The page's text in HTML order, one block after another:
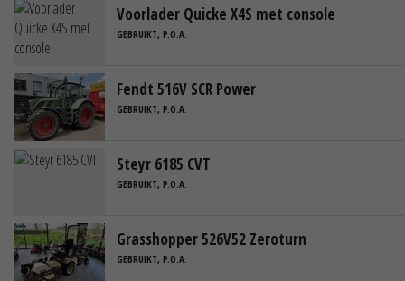
Voorlader Quicke X4S met console
GEBRUIKT, P.O.A.
Fendt 516V SCR Power
GEBRUIKT, P.O.A.
Steyr 6185 CVT
GEBRUIKT, P.O.A.
Grasshopper 526V52 Zeroturn
GEBRUIKT, P.O.A.